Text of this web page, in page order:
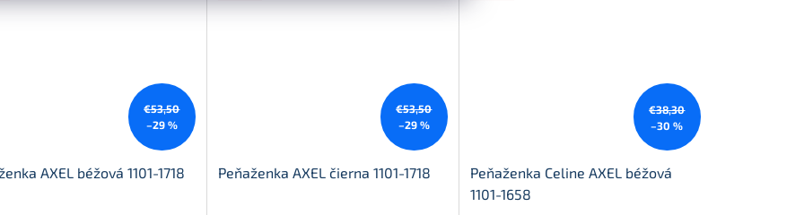
€53,50
–29 %
AXEL béžová 1101-1718
€53,50
–29 %
Peňaženka AXEL čierna 1101-1718
€38,30
–30 %
Peňaženka Celine AXEL béžová
1101-1658